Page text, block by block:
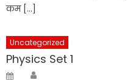
कम […]
Uncategorized
Physics Set 1
Posted